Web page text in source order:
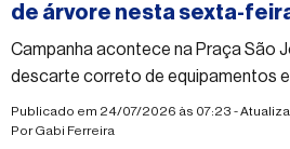
de árvore nesta sexta-
Campanha acontece na Praça São
descarte correto de equipamentos
Publicado em 24/07/2026 às 07:23 -
PorGabi Ferreira